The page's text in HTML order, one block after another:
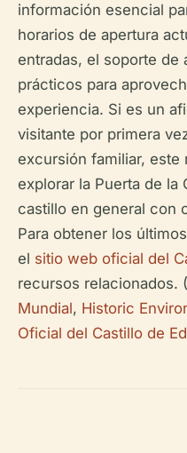
información esencial
horarios de apertura
entradas, el soporte
prácticos para
experiencia. Si es un
visitante por primera
excursión familiar, este
explorar la Puerta de la
castillo en general con
Para obtener los
el sitio web oficial del
recursos relacionados. (
Mundial, Historic
Oficial del Castillo de